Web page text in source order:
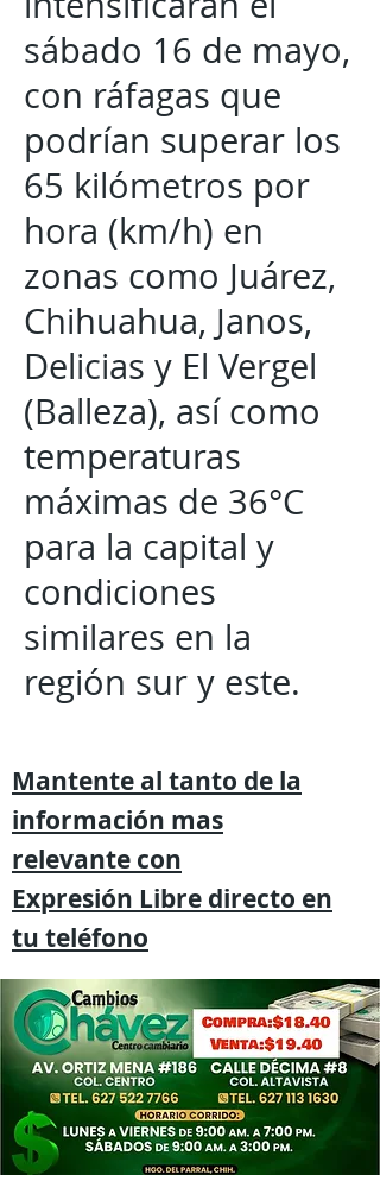
sábado 16 de mayo,
con ráfagas que
podrían superar los
65 kilómetros por
hora (km/h) en
zonas como Juárez,
Chihuahua, Janos,
Delicias y El Vergel
(Balleza), así como
temperaturas
máximas de 36°C
para la capital y
condiciones
similares en la
región sur y este.
Mantente al tanto de la
información mas
relevante con
Expresión Libre directo en
tu teléfono